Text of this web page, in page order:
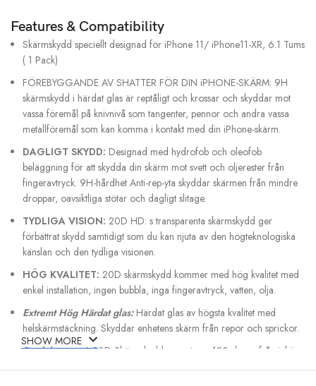
Features & Compatibility
Skärmskydd speciellt designad för iPhone 11/ iPhone11-XR, 6.1 Tums
( 1 Pack)
FÖREBYGGANDE AV SHATTER FÖR DIN iPHONE-SKÄRM: 9H
skärmskydd i härdat glas är reptåligt och krossar och skyddar mot
vassa föremål på knivnivå som tangenter, pennor och andra vassa
metallföremål som kan komma i kontakt med din iPhone-skärm.
DAGLIGT SKYDD: Designad med hydrofob och oleofob
beläggning för att skydda din skärm mot svett och oljerester från
fingeravtryck. 9H-hårdhet Anti-rep-yta skyddar skärmen från mindre
droppar, oavsiktliga stötar och dagligt slitage.
TYDLIGA VISION:20D HD: s transparenta skärmskydd ger
förbättrat skydd samtidigt som du kan njuta av den högteknologiska
känslan och den tydliga visionen.
HÖG KVALITET: 20D skärmskydd kommer med hög kvalitet med
enkel installation, ingen bubbla, inga fingeravtryck, vatten, olja.
Extremt Hög Härdat glas: Härdat glas av högsta kvalitet med
helskärmstäckning. Skyddar enhetens skärm från repor och sprickor.
Produktgaranti:20D Skärmskydd garanteras 180 dagar från inköp
mot material- och tillverkningsfel under normal användning. Vid
SHOW MORE